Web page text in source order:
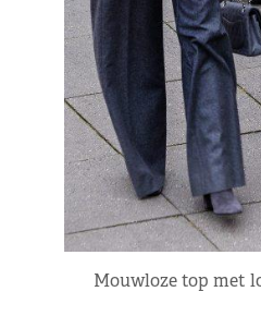
Mouwloze top met